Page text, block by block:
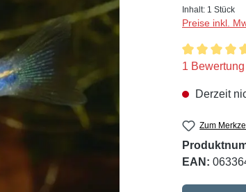
Inhalt: 1 Stück
Preise inkl.
1 Bewertung
Derzeit
Zum
EAN: